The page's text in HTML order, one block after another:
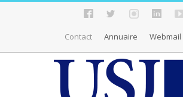
Contact Annuaire Webmail